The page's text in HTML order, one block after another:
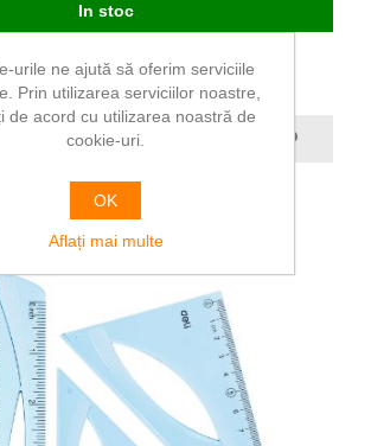
In stoc
3 PIESE RIGLA
ECHER FLEXIBIL PELIKAN
ÎN COȘ
urile ne ajută să oferim serviciile
Prin utilizarea serviciilor noastre,
de acord cu utilizarea noastră de
cookie-uri.
OK
Aflați mai multe